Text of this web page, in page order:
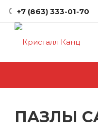
+7 (863) 333-01-70
ПАЗЛЫ